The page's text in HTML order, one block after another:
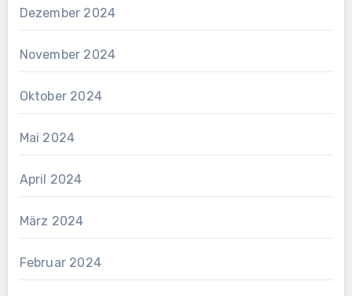
Dezember 2024
November 2024
Oktober 2024
Mai 2024
April 2024
März 2024
Februar 2024